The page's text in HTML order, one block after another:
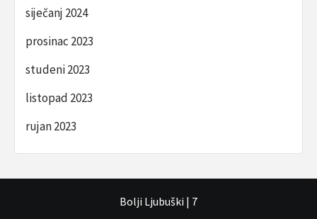
siječanj 2024
prosinac 2023
studeni 2023
listopad 2023
rujan 2023
Bolji Ljubuški | 7